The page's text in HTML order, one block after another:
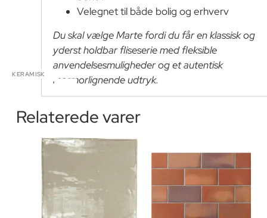
KERAMISK
Velegnet til både bolig og erhverv
Du skal vælge Marte fordi du får en klassisk og
yderst holdbar fliseserie med fleksible
anvendelsesmuligheder og et autentisk
marmorlignende udtryk.
Relaterede varer